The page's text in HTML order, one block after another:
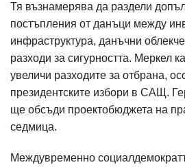
Тя възнамерява да раздели
постъпления от данъци между
инфраструктура, данъчни
разходи за сигурността. Меркел
увеличи разходите за отбрана,
президентските избори в САЩ.
ще обсъди проектобюджета на
седмица.
Междувременно